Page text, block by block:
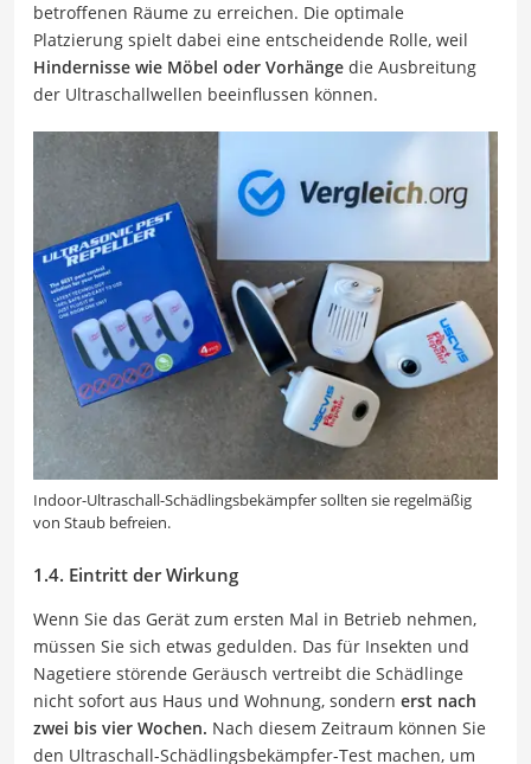
betroffenen Räume zu erreichen. Die optimale
Platzierung spielt dabei eine entscheidende Rolle, weil
Hindernisse wie Möbel oder Vorhänge die Ausbreitung
der Ultraschallwellen beeinflussen können.
Indoor-Ultraschall-Schädlingsbekämpfer sollten sie regelmäßig
von Staub befreien.
1.4. Eintritt der Wirkung
Wenn Sie das Gerät zum ersten Mal in Betrieb nehmen,
müssen Sie sich etwas gedulden. Das für Insekten und
Nagetiere störende Geräusch vertreibt die Schädlinge
nicht sofort aus Haus und Wohnung, sondern erst nach
zwei bis vier Wochen. Nach diesem Zeitraum können Sie
den Ultraschall-Schädlingsbekämpfer-Test machen, um